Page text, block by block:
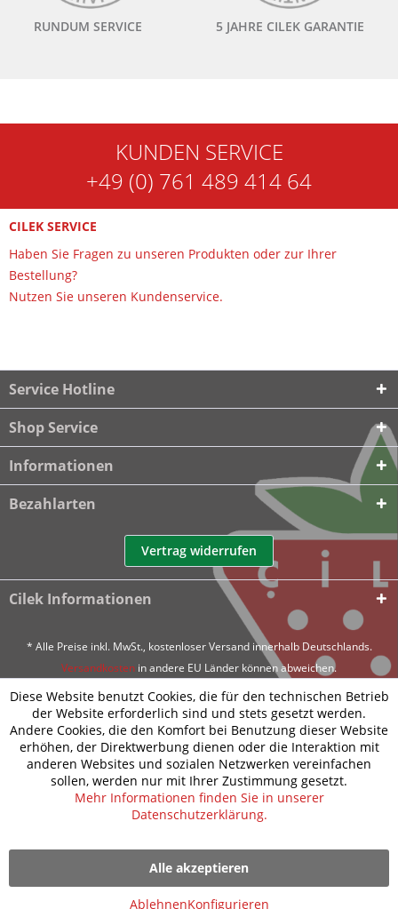
RUNDUM SERVICE 5 JAHRE CILEK GARANTIE
KUNDEN SERVICE
+49 (0) 761 489 414 64
CILEK SERVICE
Haben Sie Fragen zu unseren Produkten oder zur Ihrer
Bestellung?
Nutzen Sie unseren Kundenservice.
Service Hotline
Shop Service
Informationen
Bezahlarten
Vertrag widerrufen
Cilek Informationen
* Alle Preise inkl. MwSt., kostenloser Versand innerhalb Deutschlands.
Versandkosten in andere EU Länder können abweichen.
Diese Website benutzt Cookies, die für den technischen Betrieb
der Website erforderlich sind und stets gesetzt werden.
Andere Cookies, die den Komfort bei Benutzung dieser Website
erhöhen, der Direktwerbung dienen oder die Interaktion mit
anderen Websites und sozialen Netzwerken vereinfachen
sollen, werden nur mit Ihrer Zustimmung gesetzt.
Mehr Informationen finden Sie in unserer
Datenschutzerklärung.
Alle akzeptieren
AblehnenKonfigurieren